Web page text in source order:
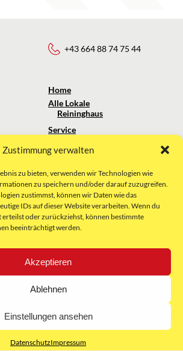
Zustimmung verwalten
zu bieten, verwenden wir Technologien wie
zu speichern und/oder darauf zuzugreifen.
zustimmst, können wir Daten wie das
IDs auf dieser Website verarbeiten. Wenn du
oder zurückziehst, können bestimmte
beeinträchtigt werden.
Akzeptieren
Ablehnen
Einstellungen ansehen
DatenschutzImpressum
graz.at
+43 664 88 74 75 44
Home
Alle Lokale
Reininghaus
Service
Über uns
Impressum
AGB
Datenschutz